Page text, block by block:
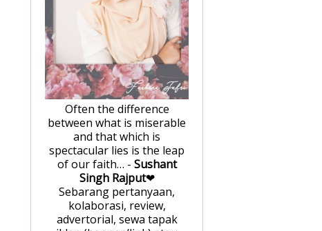
Often the difference
between what is miserable
and that which is
spectacular lies is the leap
of our faith… - Sushant
Singh Rajput❤
Sebarang pertanyaan,
kolaborasi, review,
advertorial, sewa tapak